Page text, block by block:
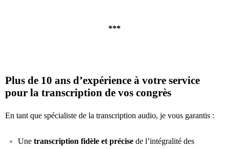
***
Plus de 10 ans d’expérience à votre service
pour la transcription de vos congrès
En tant que spécialiste de la transcription audio, je vous garantis :
Une transcription fidèle et précise de l’intégralité des